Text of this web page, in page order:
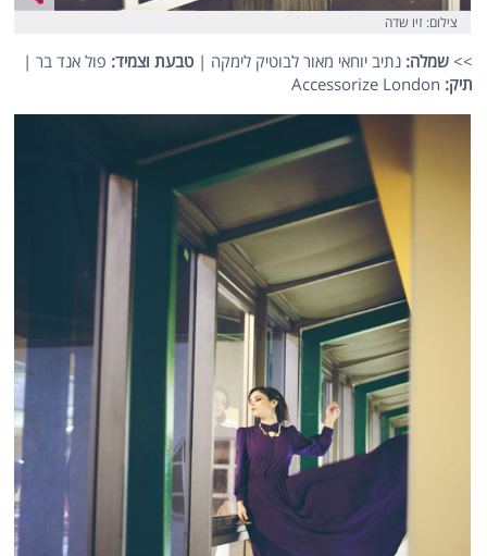
צילום: זיו שדה
>>שמלה: נתיב יוחאי מאור לבוטיק לימקה |טבעת וצמיד: פול אנד בר |
תיק: Accessorize London